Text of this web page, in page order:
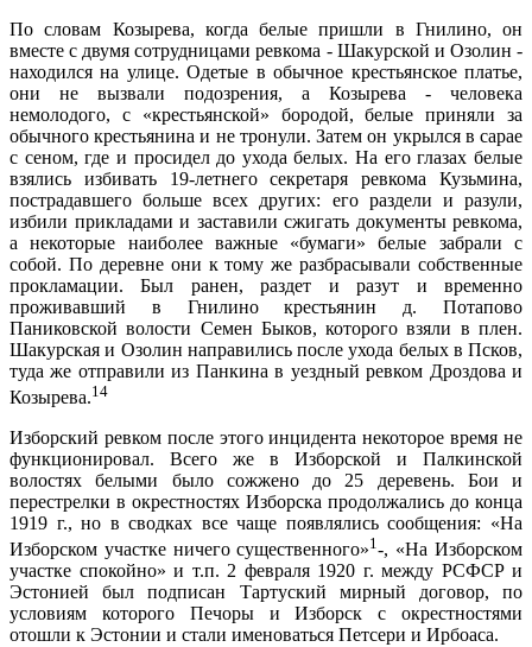
По словам Козырева, когда белые пришли в Гнили­но, он
вместе с двумя сотрудницами ревкома - Шакур­ской и Озолин -
находился на улице. Одетые в обычное крестьянское платье,
они не вызвали подозрения, а Ко­зырева - человека
немолодого, с «крестьянской» боро­дой, белые приняли за
обычного крестьянина и не тро­нули. Затем он укрылся в сарае
с сеном, где и просидел до ухода белых. На его глазах белые
взялись избивать 19-летнего секретаря ревкома Кузьмина,
пострадавше­го больше всех других: его раздели и разули,
избили прикладами и заставили сжигать документы ревкома,
а некоторые наиболее важные «бумаги» белые забра­ли с
собой. По деревне они к тому же разбрасывали собственные
прокламации. Был ранен, раздет и разут и временно
проживавший в Гнилино крестьянин д. По­тапово
Паниковской волости Семен Быков, которого взяли в плен.
Шакурская и Озолин направились после ухода белых в Псков,
туда же отправили из Панкина в уездный ревком Дроздова и
Козырева.14
Изборский ревком после этого инцидента некото­рое время не
функционировал. Всего же в Изборской и Палкинской
волостях белыми было сожжено до 25 деревень. Бои и
перестрелки в окрестностях Избор­ска продолжались до конца
1919 г., но в сводках все чаще появлялись сообщения: «На
Изборском участке ничего существенного»1 -, «На Изборском
участке спо­койно» и т.п. 2 февраля 1920 г. между РСФСР и
Эстони­ей был подписан Тартуский мирный договор, по
услови­ям которого Печоры и Изборск с окрестностями
отошли к Эстонии и стали именоваться Петсери и Ирбоаса.